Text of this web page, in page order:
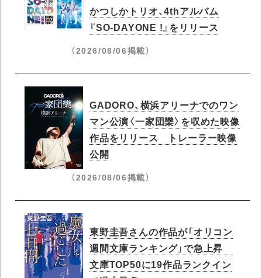
かつしかトリオ、4thアルバム
『SO-DAYONE !』をリリース
（2026/08/06掲載）
GADORO、横浜アリーナでのワン
マン公演〈一家団欒〉を収めた映像
作品をリリース トレーラー映像
公開
（2026/08/06掲載）
東野圭吾さんの作品が「オリコン
週間文庫ランキング」で急上昇​
文庫TOP50に19作品ランクイン